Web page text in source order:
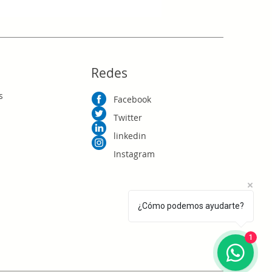
Redes
Facebook
Twitter
linkedin
Instagram
¿Cómo podemos ayudarte?
1